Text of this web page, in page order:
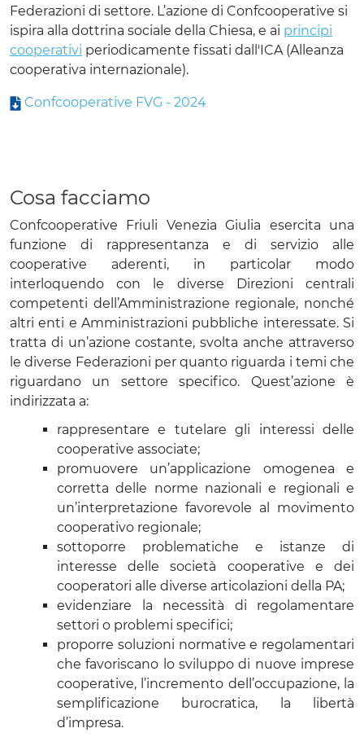
Federazioni di settore. L’azione di Confcooperative si
ispira alla dottrina sociale della Chiesa, e ai principi
cooperativi periodicamente fissati dall'ICA (Alleanza
cooperativa internazionale).
Confcooperative FVG - 2024
Cosa facciamo
Confcooperative Friuli Venezia Giulia esercita una
funzione di rappresentanza e di servizio alle
cooperative aderenti, in particolar modo
interloquendo con le diverse Direzioni centrali
competenti dell’Amministrazione regionale, nonché
altri enti e Amministrazioni pubbliche interessate. Si
tratta di un’azione costante, svolta anche attraverso
le diverse Federazioni per quanto riguarda i temi che
riguardano un settore specifico. Quest’azione è
indirizzata a:
rappresentare e tutelare gli interessi delle
cooperative associate;
promuovere un’applicazione omogenea e
corretta delle norme nazionali e regionali e
un’interpretazione favorevole al movimento
cooperativo regionale;
sottoporre problematiche e istanze di
interesse delle società cooperative e dei
cooperatori alle diverse articolazioni della PA;
evidenziare la necessità di regolamentare
settori o problemi specifici;
proporre soluzioni normative e regolamentari
che favoriscano lo sviluppo di nuove imprese
cooperative, l’incremento dell’occupazione, la
semplificazione burocratica, la libertà
d’impresa.